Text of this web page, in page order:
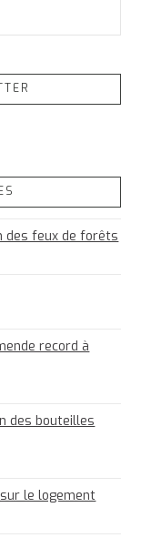
des feux de forêts
record à
des bouteilles
le logement